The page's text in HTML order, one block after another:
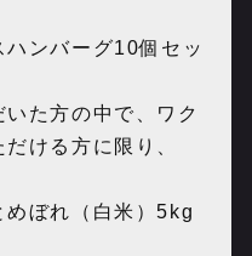
ハンバーグ10個セッ
た方の中で、ワク
ける方に限り、
ぼれ（白米）5kg